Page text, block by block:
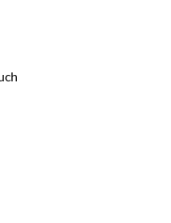
in der